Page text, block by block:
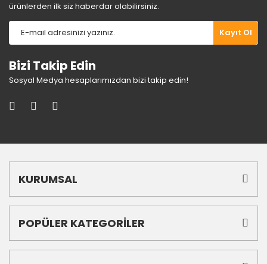
ürünlerden ilk siz haberdar olabilirsiniz.
Kayıt Ol
Bizi Takip Edin
Sosyal Medya hesaplarımızdan bizi takip edin!
KURUMSAL
POPÜLER KATEGORİLER